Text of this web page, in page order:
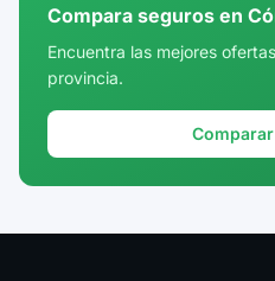
Cuenca
Girona
Compara seguros en
Encuentra las mejores
provincia.